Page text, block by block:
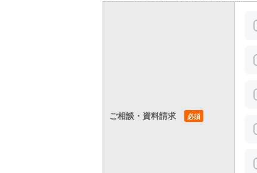
ご相談・資料請求